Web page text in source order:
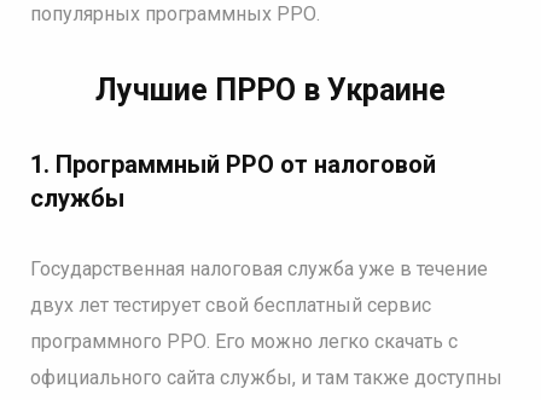
популярных программных РРО.
Лучшие ПРРО в Украине
1. Программный РРО от налоговой
службы
Государственная налоговая служба уже в течение
двух лет тестирует свой бесплатный сервис
программного РРО. Его можно легко скачать с
официального сайта службы, и там также доступны